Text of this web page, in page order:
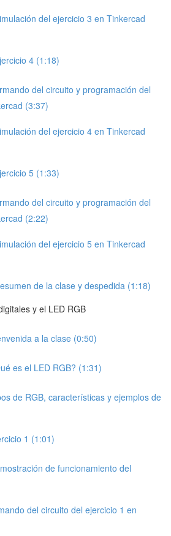
del ejercicio 3 en Tinkercad
4 (1:18)
del circuito y programación del
(3:37)
del ejercicio 4 en Tinkercad
5 (1:33)
del circuito y programación del
(2:22)
del ejercicio 5 en Tinkercad
de la clase y despedida (1:18)
y el LED RGB
a la clase (0:50)
es el LED RGB? (1:31)
de RGB, características y ejemplos de
1 (1:01)
de funcionamiento del
del circuito del ejercicio 1 en